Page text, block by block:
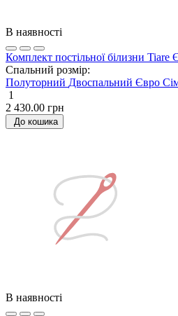
В наявності
Комплект постільної білизни
Спальний розмір:
Полуторний Двоспальний Євро
1
2 430.00 грн
До кошика
В наявності